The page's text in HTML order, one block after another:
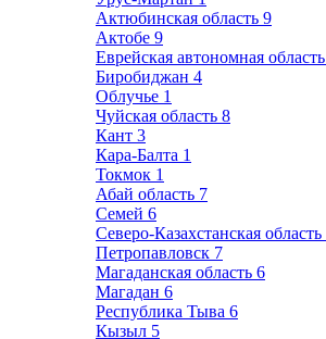
Актюбинская область 9
Актобе 9
Еврейская автономная область
Биробиджан 4
Облучье 1
Чуйская область 8
Кант 3
Кара-Балта 1
Токмок 1
Абай область 7
Семей 6
Северо-Казахстанская область
Петропавловск 7
Магаданская область 6
Магадан 6
Республика Тыва 6
Кызыл 5